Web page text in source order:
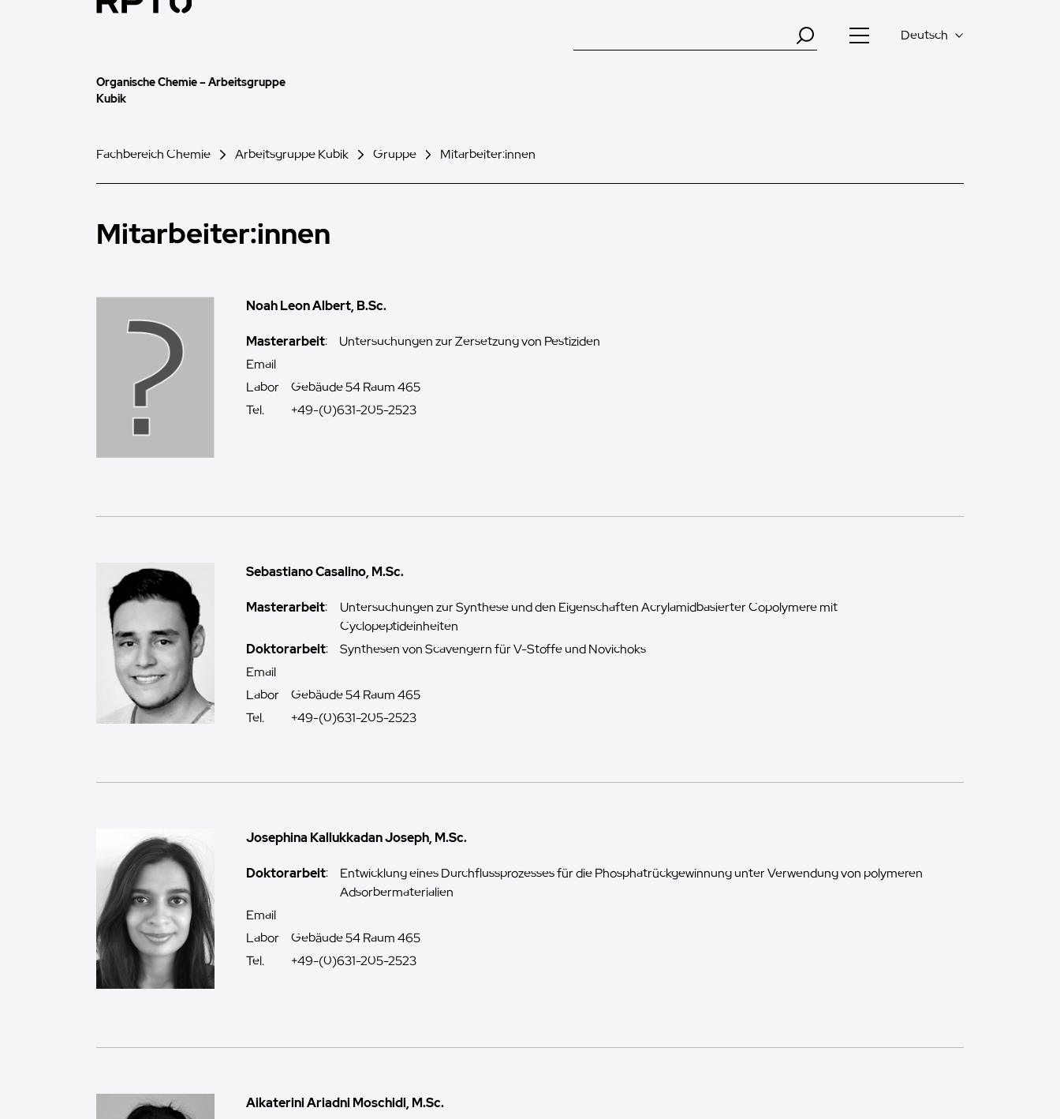
Deutsch
Organische Chemie – Arbeitsgruppe
Kubik
Fachbereich Chemie Arbeitsgruppe Kubik Gruppe Mitarbeiter:innen
Mitarbeiter:innen
Noah Leon Albert, B.Sc.
Masterarbeit:
Untersuchungen zur Zersetzung von Pestiziden
Email
Labor
Gebäude 54 Raum 465
Tel.
+49-(0)631-205-2523
Sebastiano Casalino, M.Sc.
Masterarbeit:
Untersuchungen zur Synthese und den Eigenschaften Acrylamidbasierter Copolymere mit
Cyclopeptideinheiten
Doktorarbeit:
Synthesen von Scavengern für V-Stoffe und Novichoks
Email
Labor
Gebäude 54 Raum 465
Tel.
+49-(0)631-205-2523
Josephina Kallukkadan Joseph, M.Sc.
Doktorarbeit:
Entwicklung eines Durchflussprozesses für die Phosphatrückgewinnung unter Verwendung von polymeren
Adsorbermaterialien
Email
Labor
Gebäude 54 Raum 465
Tel.
+49-(0)631-205-2523
Aikaterini Ariadni Moschidi, M.Sc.